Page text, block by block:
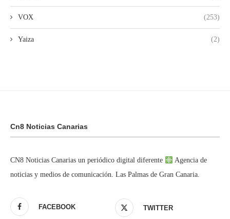
VOX (253)
Yaiza (2)
Cn8 Noticias Canarias
CN8 Noticias Canarias un periódico digital diferente
Agencia de
noticias y medios de comunicación. Las Palmas de Gran Canaria.
FACEBOOK TWITTER